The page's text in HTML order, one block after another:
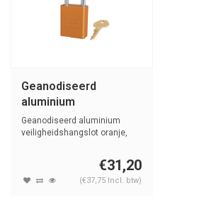
Geanodiseerd
aluminium
veiligheidshangslot
oranje S1105ORJ
Geanodiseerd aluminium
veiligheidshangslot oranje,
€31,20
(€37,75 Incl. btw)